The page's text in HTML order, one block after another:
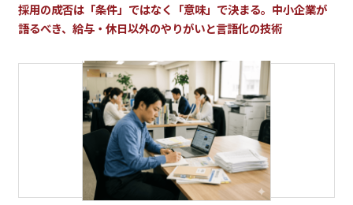
採用の成否は「条件」ではなく「意味」で決まる。中小企業が
語るべき、給与・休日以外のやりがいと言語化の技術